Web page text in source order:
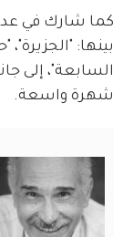
كما شارك في عدد
بينها: "الجزيرة"،
السابعة"، إلى
شهرة واسعة.